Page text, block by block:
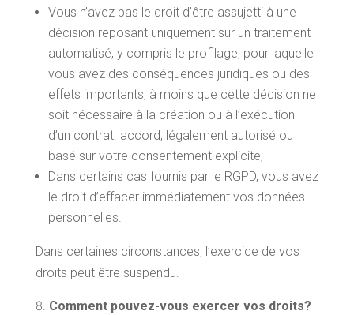
Vous n’avez pas le droit d’être assujetti à une
décision reposant uniquement sur un traitement
automatisé, y compris le profilage, pour laquelle
vous avez des conséquences juridiques ou des
effets importants, à moins que cette décision ne
soit nécessaire à la création ou à l’exécution
d’un contrat. accord, légalement autorisé ou
basé sur votre consentement explicite;
Dans certains cas fournis par le RGPD, vous avez
le droit d’effacer immédiatement vos données
personnelles.
Dans certaines circonstances, l’exercice de vos
droits peut être suspendu.
Comment pouvez-vous exercer vos droits?